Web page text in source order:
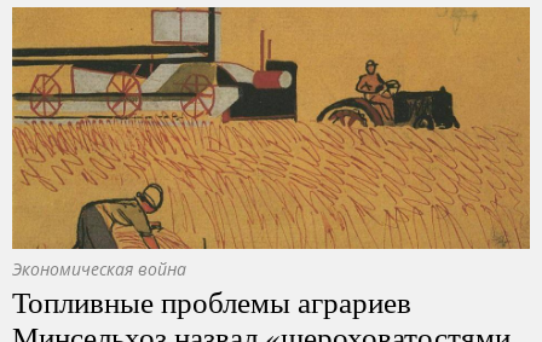
Экономическая война
Топливные проблемы аграриев